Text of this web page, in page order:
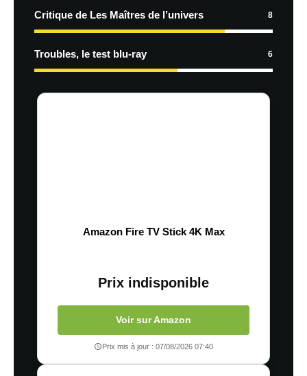
Critique de Les Maîtres de l’univers 8
Troubles, le test blu-ray 6
Amazon Fire TV Stick 4K Max
Prix indisponible
Voir sur Amazon
Prix mis à jour : 07/08/2026 07:40